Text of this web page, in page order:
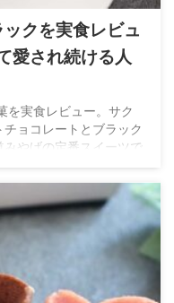
クを実食レビュ
愛され続ける人
を実食レビュー。サク
ョコレートとブラック
やげの定番スイーツで